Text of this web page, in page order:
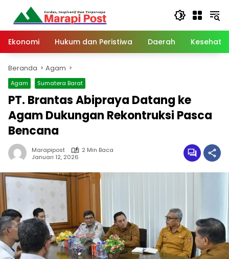
Langsung
konten
Ekonomi
Hukum dan Peristiwa Daerah
Beranda Agam
Agam Sumatera Barat
PT. Brantas Abipraya Datang ke
Agam Dukungan Rekontruksi Pasca
Bencana
Marapipost
2 Min Baca
Januari 12, 2026